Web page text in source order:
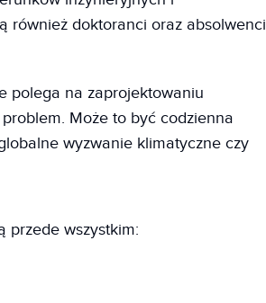
również doktoranci oraz absolwenci
polega na zaprojektowaniu
Może to być codzienna
wyzwanie klimatyczne czy
przede wszystkim: